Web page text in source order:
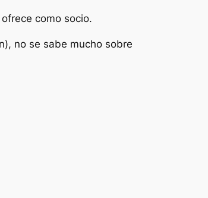
como socio.
no se sabe mucho sobre